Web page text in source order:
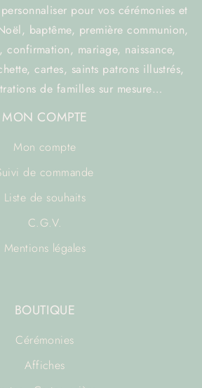
pour vos cérémonies et
baptême, première communion,
mariage, naissance,
cartes, saints patrons illustrés,
de familles sur mesure…
MON COMPTE
Mon compte
de commande
Liste de souhaits
C.G.V.
Mentions légales
BOUTIQUE
Cérémonies
Affiches